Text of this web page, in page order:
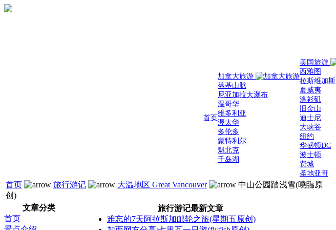
首页
加拿大旅游
落基山脉
尼亚加拉大瀑布
温哥华
维多利亚
渥太华
多伦多
蒙特利尔
魁北克
千岛湖
美国旅游
西雅图
拉斯维加斯
夏威夷
洛衫矶
旧金山
迪士尼
大峡谷
纽约
华盛顿DC
波士顿
费城
圣地亚哥
首页 旅行游记 大温地区 Great Vancouver
中山公园踏浅雪(曉臨原
创)
文章分类
首页
旅行游记最新文章
难忘的7天阿拉斯加邮轮之旅(星期五原创)